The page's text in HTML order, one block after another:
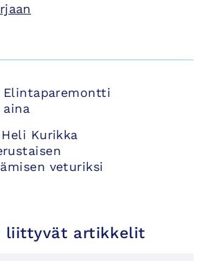
Elintaparemontti
aina
Heli Kurikka
veturiksi
liittyvät artikkelit